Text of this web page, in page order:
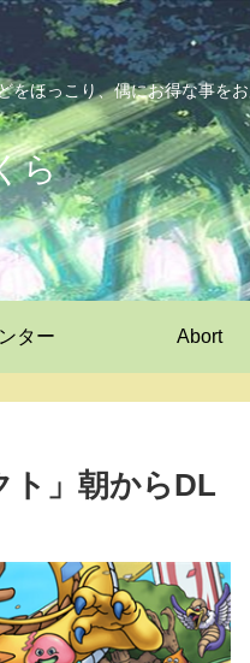
をほっこり、偶にお得な事を
ら
ター Abort
ト」朝からDL